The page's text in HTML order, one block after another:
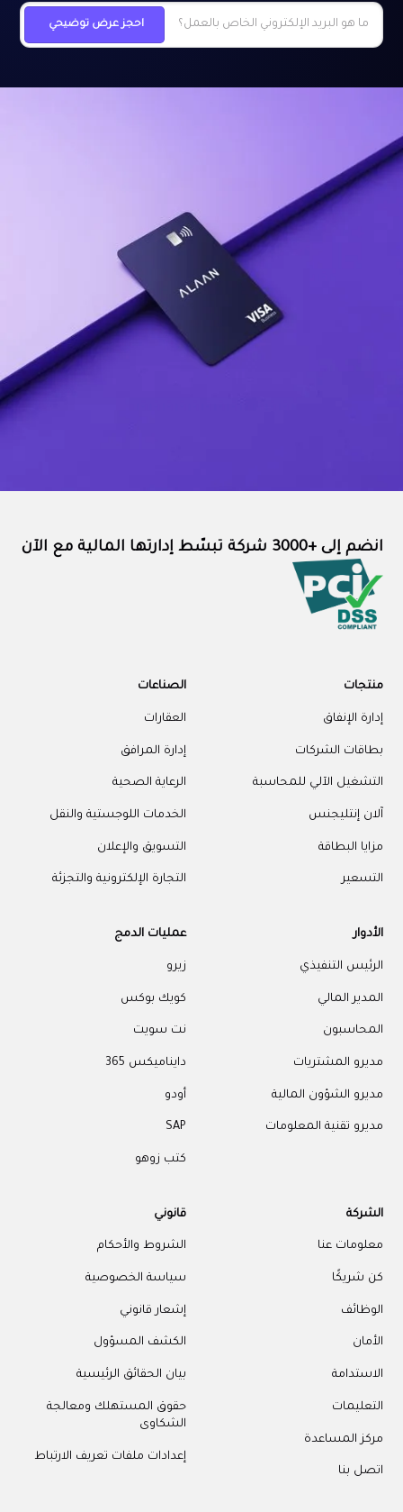
انضم إلى +3000 شركة تبسّط إدارتها المالية مع الآن
منتجات
إدارة الإنفاق
بطاقات الشركات
التشغيل الآلي للمحاسبة
آلان إنتليجنس
مزايا البطاقة
التسعير
الصناعات
العقارات
إدارة المرافق
الرعاية الصحية
الخدمات اللوجستية والنقل
التسويق والإعلان
التجارة الإلكترونية والتجزئة
الأدوار
الرئيس التنفيذي
المدير المالي
المحاسبون
مديرو المشتريات
مديرو الشؤون المالية
مديرو تقنية المعلومات
عمليات الدمج
زيرو
كويك بوكس
نت سويت
دايناميكس 365
أودو
SAP
كتب زوهو
الشركة
معلومات عنا
كن شريكًا
الوظائف
الأمان
الاستدامة
التعليمات
مركز المساعدة
اتصل بنا
قانوني
الشروط والأحكام
سياسة الخصوصية
إشعار قانوني
الكشف المسؤول
بيان الحقائق الرئيسية
حقوق المستهلك ومعالجة
الشكاوى
إعدادات ملفات تعريف الارتباط